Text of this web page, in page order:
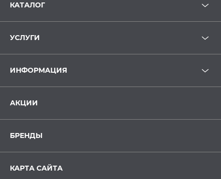
КАТАЛОГ
УСЛУГИ
ИНФОРМАЦИЯ
АКЦИИ
БРЕНДЫ
КАРТА САЙТА